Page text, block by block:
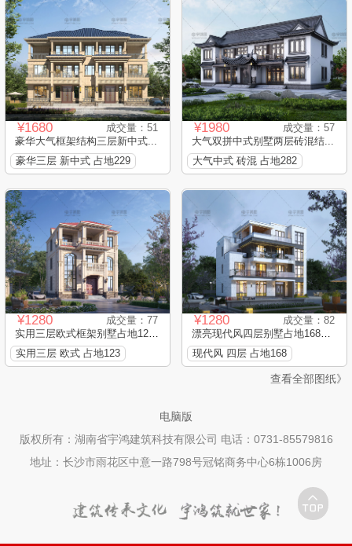
¥1680
成交量：51
豪华大气框架结构三层新中式...
豪华三层 新中式 占地229
¥1980
成交量：57
大气双拼中式别墅两层砖混结...
大气中式 砖混 占地282
¥1280
成交量：77
实用三层欧式框架别墅占地123...
实用三层 欧式 占地123
¥1280
成交量：82
漂亮现代风四层别墅占地168平...
现代风 四层 占地168
查看全部图纸》
电脑版
版权所有：湖南省宇鸿建筑科技有限公司 电话：0731-85579816
地址：长沙市雨花区中意一路798号冠铭商务中心6栋1006房